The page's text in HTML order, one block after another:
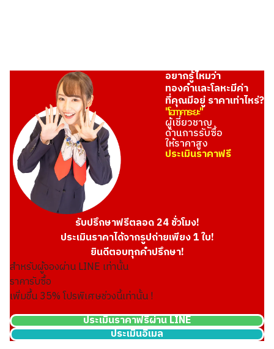
อยากรู้ไหมว่า
ทองคำและโลหะมีค่า
ที่คุณมีอยู่ ราคาเท่าไหร่?
"โอทาคาระยะ"
ผู้เชี่ยวชาญ
ด้านการรับซื้อ
ให้ราคาสูง
ประเมินราคาฟรี
รับปรึกษาฟรีตลอด 24 ชั่วโมง!
ประเมินราคาได้จากรูปถ่ายเพียง 1 ใบ!
ยินดีตอบทุกคำปรึกษา!
สำหรับผู้จองผ่าน LINE เท่านั้น
ราคารับซื้อ
เพิ่มขึ้น35% โปรพิเศษช่วงนี้เท่านั้น !
ประเมินราคาฟรีผ่าน LINE
ประเมินอีเมล